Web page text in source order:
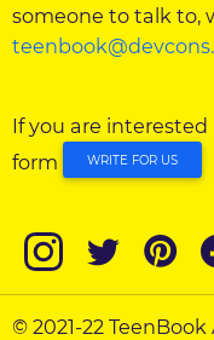
someone to talk to,
If you are
form
WRITE FOR US
© 2021-22